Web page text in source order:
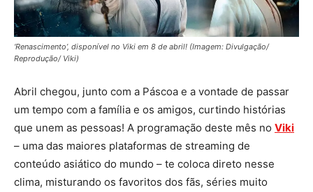
‘Renascimento’, disponível no Viki em 8 de abril! (Imagem: Divulgação/
Reprodução/ Viki)
Abril chegou, junto com a Páscoa e a vontade de passar
um tempo com a família e os amigos, curtindo histórias
que unem as pessoas! A programação deste mês no Viki
– uma das maiores plataformas de streaming de
conteúdo asiático do mundo – te coloca direto nesse
clima, misturando os favoritos dos fãs, séries muito